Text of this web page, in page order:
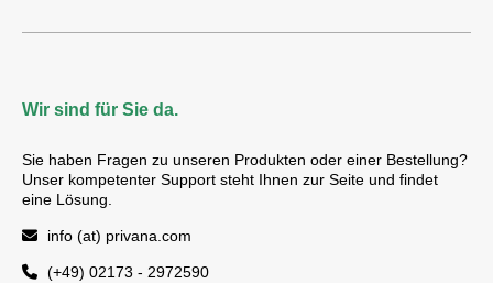
Wir sind für Sie da.
Sie haben Fragen zu unseren Produkten oder einer Bestellung?
Unser kompetenter Support steht Ihnen zur Seite und findet
eine Lösung.
info (at) privana.com
(+49) 02173 - 2972590